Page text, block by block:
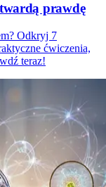
prawdę
Odkryj 7
ćwiczenia,
teraz!